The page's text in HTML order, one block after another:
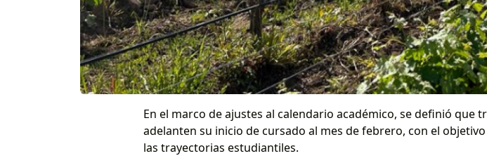
En el marco de ajustes al calendario académico, se definió que
adelanten su inicio de cursado al mes de febrero, con el
las trayectorias estudiantiles.